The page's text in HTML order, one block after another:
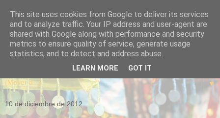
▼
10 de diciembre de 2012
This site uses cookies from Google to deliver its services
and to analyze traffic. Your IP address and user-agent are
shared with Google along with performance and security
metrics to ensure quality of service, generate usage
statistics, and to detect and address abuse.
LEARN MORE GOT IT